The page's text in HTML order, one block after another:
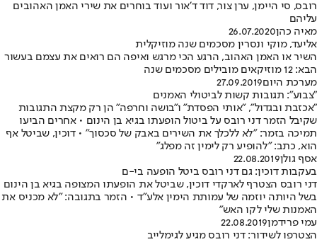
רובס, סי היימן, ערן צור, דוד ד'אור ועוד בוחרים את שירי האמן האהובים
עליהם
מאיה כהן26.07.2020
אליעד, מוקי ונסרין מסכמים שנה מוזיקלית
השיר או האמן האהוב, הרגע הכי מרגש ואיפה הם רואים את עצמם בעשור
הבא: 12 מוזיקאים מובילים מסכמים שנה
מערכת היום27.09.2019
"צבוע": תגובות קשות לביטולי האמנים
"אכזבת ובגדול", "אותי הפסדת" ו"בושה וחרפה" הן רק מקצת התגובות
שקיבל הזמר דני רובס על ביטול הופעתו בגיא בן הינום • אחרים הביעו
תמיכה בזמר: "לא ללכלך את השירים באבק של סכסוך" • דוכין, שביטל אף
הוא, כתב: "להופיע רק לימין זה מפלג"
אסף גולן22.08.2019
בעקבות דוכין: גם דני רובס ביטל הופעה בי-ם
דני רובס הצטרף לארקדי דוכין, שביטל את הופעתו המצופה בגיא בן הינום
בשל היותה יוזמה של עמותת הימין אלע"ד • הזמר בתגובה: "לא מכניס את
האמנות שלי לקו האש"
עמי פרידמן22.08.2019
הצטרפו לשידור: דני רובס מגיע לגימלייב